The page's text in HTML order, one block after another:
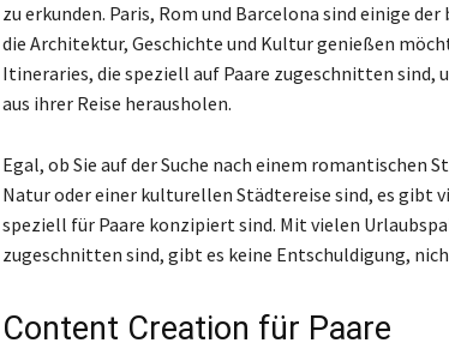
zu erkunden. Paris, Rom und Barcelona sind einige
die Architektur, Geschichte und Kultur genießen
Itineraries, die speziell auf Paare zugeschnitten sind,
aus ihrer Reise herausholen.
Egal, ob Sie auf der Suche nach einem romantischen
Natur oder einer kulturellen Städtereise sind, es gibt
speziell für Paare konzipiert sind. Mit vielen
zugeschnitten sind, gibt es keine Entschuldigung,
Content Creation für Paare